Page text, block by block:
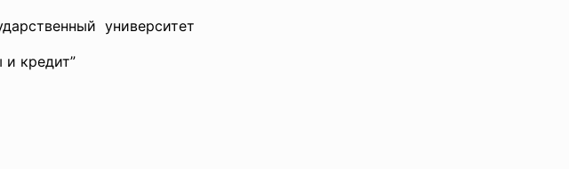
университет
кредит”